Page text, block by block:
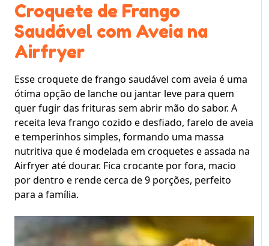
Croquete de Frango
Saudável com Aveia na
Airfryer
Esse croquete de frango saudável com aveia é uma
ótima opção de lanche ou jantar leve para quem
quer fugir das frituras sem abrir mão do sabor. A
receita leva frango cozido e desfiado, farelo de aveia
e temperinhos simples, formando uma massa
nutritiva que é modelada em croquetes e assada na
Airfryer até dourar. Fica crocante por fora, macio
por dentro e rende cerca de 9 porções, perfeito
para a família.